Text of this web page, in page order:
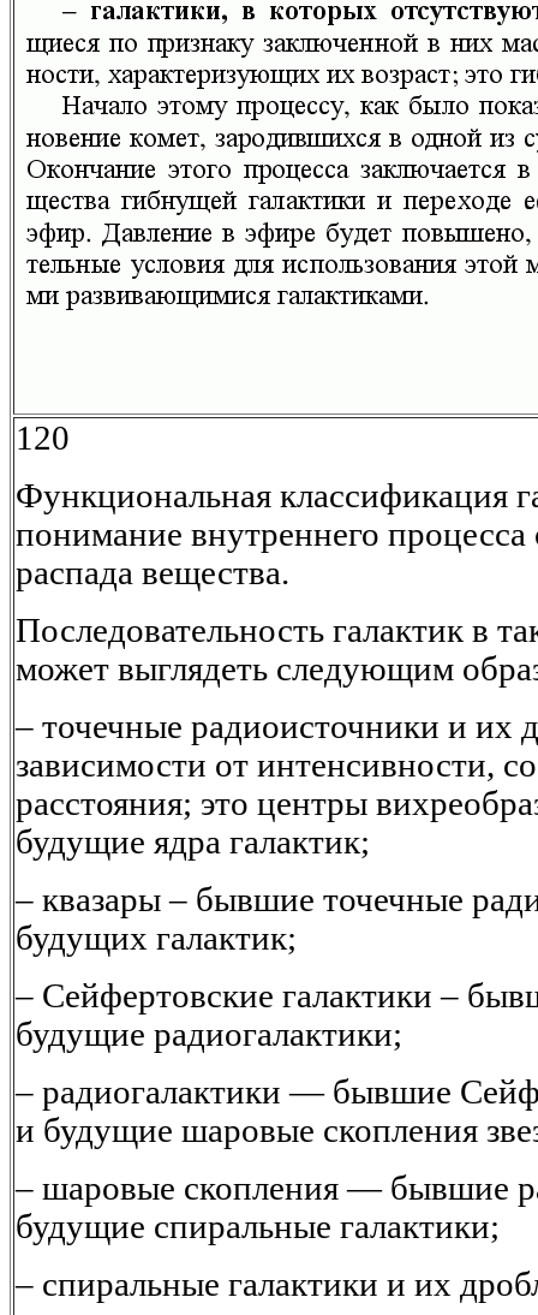
120
Функциональная классификация
понимание внутреннего процесса
распада вещества.
Последовательность галактик в
может выглядеть следующим
– точечные радиоисточники и их
зависимости от интенсивности,
расстояния; это центры
будущие ядра галактик;
– квазары – бывшие точечные
будущих галактик;
– Сейфертовские галактики –
будущие радиогалактики;
– радиогалактики — бывшие
и будущие шаровые скопления
– шаровые скопления — бывшие
будущие спиральные галактики;
– спиральные галактики и их